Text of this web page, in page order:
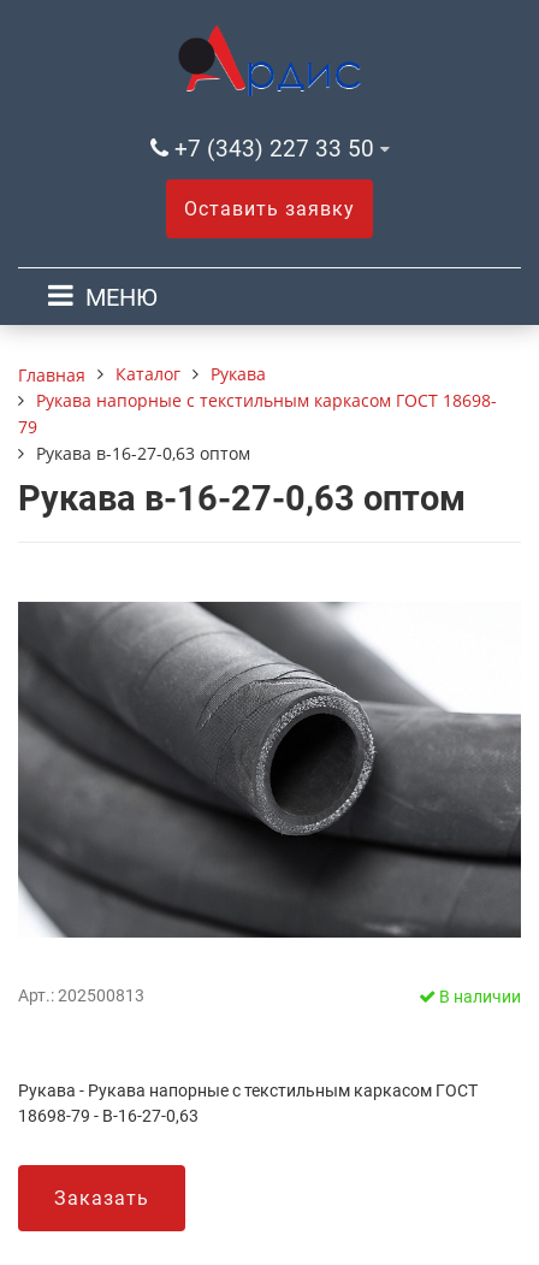
+7 (343) 227 33 50
Оставить заявку
МЕНЮ
Главная Каталог
Рукава
Рукава напорные с текстильным каркасом ГОСТ 18698-
79
Рукава в-16-27-0,63 оптом
Рукава в-16-27-0,63 оптом
Арт.: 202500813 В наличии
Рукава - Рукава напорные с текстильным каркасом ГОСТ
18698-79 - В-16-27-0,63
Заказать